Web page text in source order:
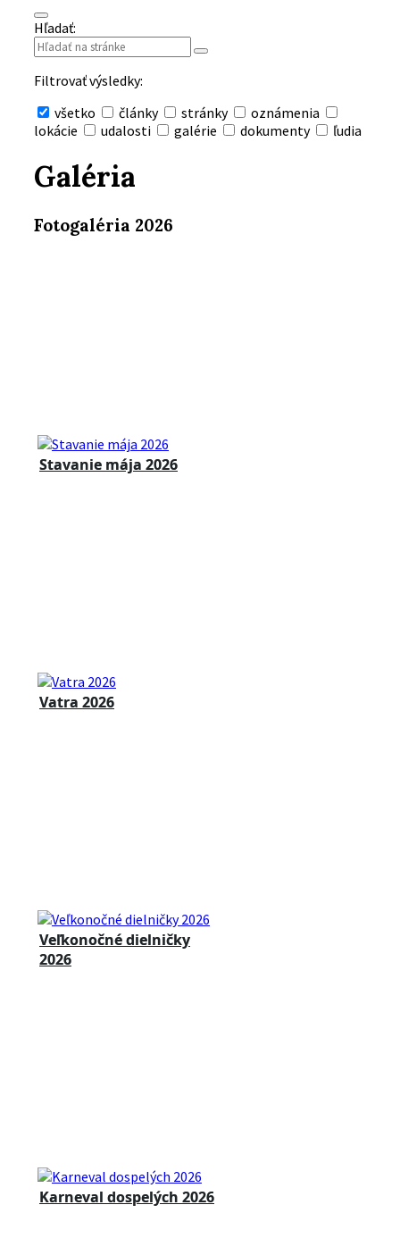
Hľadať:
Filtrovať výsledky:
všetko
články stránky
oznámenia
lokácie
udalosti galérie dokumenty ľudia
vyhľadávanie
Galéria
Fotogaléria 2026
Stavanie mája 2026
Vatra 2026
Veľkonočné dielničky
2026
Karneval dospelých 2026